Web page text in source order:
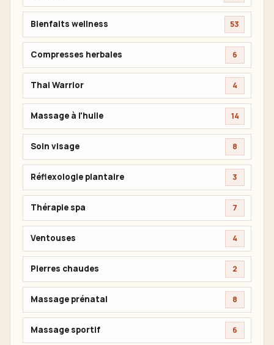
Bienfaits wellness 53
Compresses herbales 6
Thai Warrior 4
Massage à l'huile 14
Soin visage 8
Réflexologie plantaire 3
Thérapie spa 7
Ventouses 4
Pierres chaudes 2
Massage prénatal 8
Massage sportif 6